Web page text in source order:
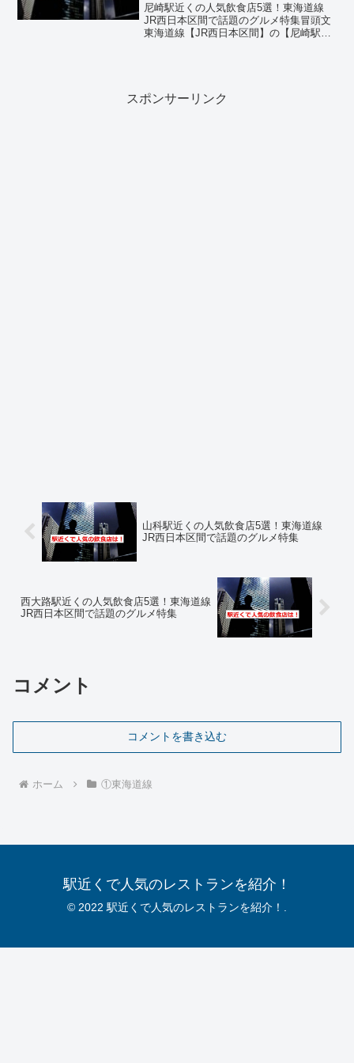
尼崎駅近くの人気飲食店5選！東海道線
JR西日本区間で話題のグルメ特集冒頭文
東海道線【JR西日本区間】の【尼崎駅】
スポンサーリンク
山科駅近くの人気飲食店5選！東海道線
JR西日本区間で話題のグルメ特集
西大路駅近くの人気飲食店5選！東海道線
JR西日本区間で話題のグルメ特集
コメント
コメントを書き込む
ホーム ①東海道線
駅近くで人気のレストランを紹介！
© 2022 駅近くで人気のレストランを紹介！.